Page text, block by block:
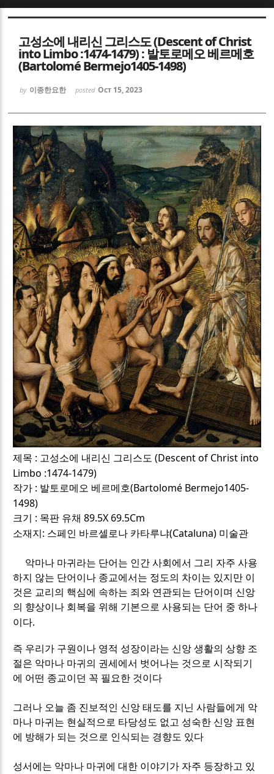
고성소에 내리신 그리스도 (Descent of Christ
into Limbo :1474-1479) : 발토로메오 베르메호
(Bartolomé Bermejo1405-1498)
by 이종한요한 posted Oct 15, 2023
제목 : 고성소에 내리신 그리스도(Descent of Christ into
Limbo :1474-1479)
작가 : 발토로메오 베르메호(Bartolomé Bermejo1405-
1498)
크기 : 목판 유채89.5X 69.5Cm
소재지 : 스페인 바르셀로나 카타루냐(Cataluna) 미술관
악마나 마귀라는 단어는 인간 사회에서 그리 자주 사용
하지 않는 단어이나 종교에서는 정도의 차이는 있지만 이
것은 교리의 핵심에 속하는 죄와 연관되는 단어이며 신앙
의 향상이나 회복을 위해 기본으로 사용되는 단어 중 하나
이다.
즉 우리가 구원이나 영적 성장이라는 신앙 생활의 상향 조
절은 악마나 마귀의 권세에서 벗어나는 것으로 시작되기
에 어떤 종교이던 꼭 필요한 것이다
그러나 오늘 좀 진보적인 신앙 태도를 지닌 사람들에게 악
마나 마귀는 현실적으로 타당성도 없고 성숙한 신앙 표현
에 방해가 되는 것으로 인식되는 경향도 있다
성서에는 악마나 마귀에 대한 이야기가 자주 등장하고 있
Sketchbook5, 스케치북5
Sketchbook5, 스케치북5
Sketchbook5, 스케치북5
Sketchbook5, 스케치북5